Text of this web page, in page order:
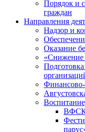
Порядок и
граждан
Направления
Надзор и
Оказание
«Снижение
Финансово-